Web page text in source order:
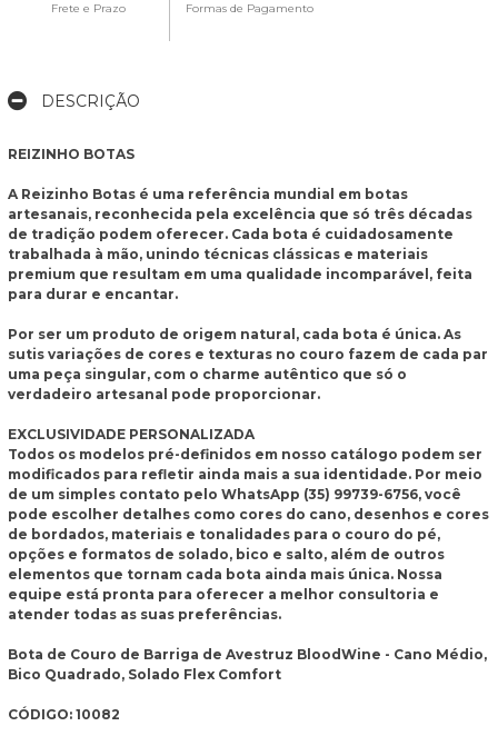
Frete e Prazo Formas de Pagamento
DESCRIÇÃO
REIZINHO BOTAS
A Reizinho Botas é uma referência mundial em botas
artesanais, reconhecida pela excelência que só três décadas
de tradição podem oferecer. Cada bota é cuidadosamente
trabalhada à mão, unindo técnicas clássicas e materiais
premium que resultam em uma qualidade incomparável, feita
para durar e encantar.
Por ser um produto de origem natural, cada bota é única. As
sutis variações de cores e texturas no couro fazem de cada par
uma peça singular, com o charme autêntico que só o
verdadeiro artesanal pode proporcionar.
EXCLUSIVIDADE PERSONALIZADA
Todos os modelos pré-definidos em nosso catálogo podem ser
modificados para refletir ainda mais a sua identidade. Por meio
de um simples contato pelo WhatsApp (35) 99739-6756, você
pode escolher detalhes como cores do cano, desenhos e cores
de bordados, materiais e tonalidades para o couro do pé,
opções e formatos de solado, bico e salto, além de outros
elementos que tornam cada bota ainda mais única. Nossa
equipe está pronta para oferecer a melhor consultoria e
atender todas as suas preferências.
Bota de Couro de Barriga de Avestruz BloodWine - Cano Médio,
Bico Quadrado, Solado Flex Comfort
CÓDIGO: 10082